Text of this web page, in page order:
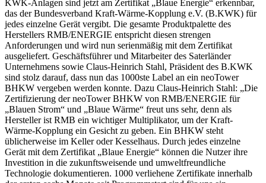
KWK-Anlagen sind jetzt am Zertifikat „Blaue Energie“ erkennbar,
das der Bundesverband Kraft-Wärme-Kopplung e.V. (B.KWK) für
jedes einzelne Gerät vergibt. Die gesamte Produktpalette des
Herstellers RMB/ENERGIE entspricht diesen strengen
Anforderungen und wird nun serienmäßig mit dem Zertifikat
ausgeliefert. Geschäftsführer und Mitarbeiter des Saterländer
Unternehmens sowie Claus-Heinrich Stahl, Präsident des B.KWK
sind stolz darauf, dass nun das 1000ste Label an ein neoTower
BHKW vergeben werden konnte. Dazu Claus-Heinrich Stahl: „Die
Zertifizierung der neoTower BHKW von RMB/ENERGIE für
„Blauen Strom“ und „Blaue Wärme“ freut uns sehr, denn als
Hersteller ist RMB ein wichtiger Multiplikator, um der Kraft-
Wärme-Kopplung ein Gesicht zu geben. Ein BHKW steht
üblicherweise im Keller oder Kesselhaus. Durch jedes einzelne
Gerät mit dem Zertifikat „Blaue Energie“ können die Nutzer ihre
Investition in die zukunftsweisende und umweltfreundliche
Technologie dokumentieren. 1000 verliehene Zertifikate innerhalb